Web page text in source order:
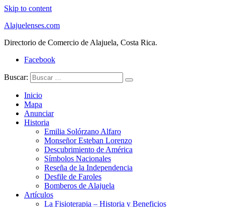
Skip to content
Alajuelenses.com
Directorio de Comercio de Alajuela, Costa Rica.
Facebook
Buscar:
Inicio
Mapa
Anunciar
Historia
Emilia Solórzano Alfaro
Monseñor Esteban Lorenzo
Descubrimiento de América
Símbolos Nacionales
Reseña de la Independencia
Desfile de Faroles
Bomberos de Alajuela
Artículos
La Fisioterapia – Historia y Beneficios